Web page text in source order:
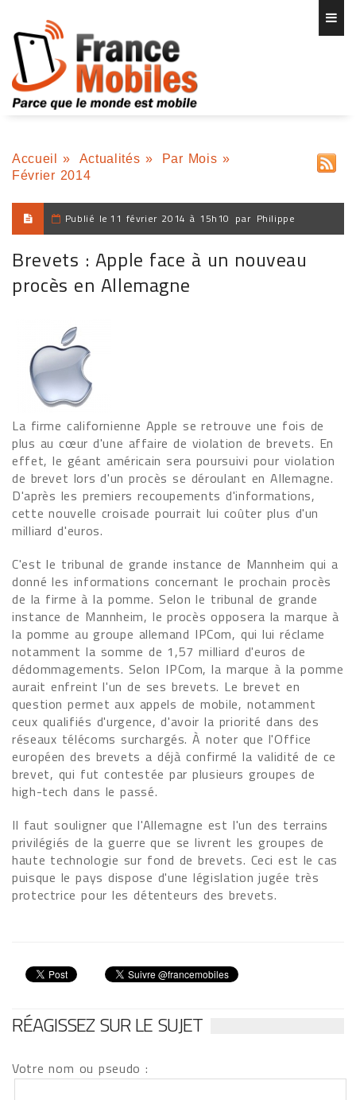
Accueil » Actualités » Par Mois »
Février 2014
Publié le 11 février 2014 à 15h10 par Philippe
Brevets : Apple face à un nouveau
procès en Allemagne
La firme californienne Apple se retrouve une fois de
plus au cœur d'une affaire de violation de brevets. En
effet, le géant américain sera poursuivi pour violation
de brevet lors d'un procès se déroulant en Allemagne.
D'après les premiers recoupements d'informations,
cette nouvelle croisade pourrait lui coûter plus d'un
milliard d'euros.
C'est le tribunal de grande instance de Mannheim qui a
donné les informations concernant le prochain procès
de la firme à la pomme. Selon le tribunal de grande
instance de Mannheim, le procès opposera la marque à
la pomme au groupe allemand IPCom, qui lui réclame
notamment la somme de 1,57 milliard d'euros de
dédommagements. Selon IPCom, la marque à la pomme
aurait enfreint l'un de ses brevets. Le brevet en
question permet aux appels de mobile, notamment
ceux qualifiés d'urgence, d'avoir la priorité dans des
réseaux télécoms surchargés. À noter que l'Office
européen des brevets a déjà confirmé la validité de ce
brevet, qui fut contestée par plusieurs groupes de
high-tech dans le passé.
Il faut souligner que l'Allemagne est l'un des terrains
privilégiés de la guerre que se livrent les groupes de
haute technologie sur fond de brevets. Ceci est le cas
puisque le pays dispose d'une législation jugée très
protectrice pour les détenteurs des brevets.
RÉAGISSEZ SUR LE SUJET
Votre nom ou pseudo :